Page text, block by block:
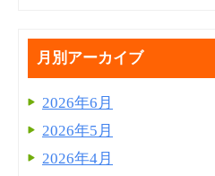
月別アーカイブ
2026年6月
2026年5月
2026年4月